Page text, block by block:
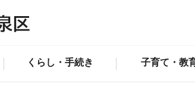
くらし・手続き 子育て・教